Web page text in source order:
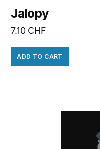
Jalopy
7.10 CHF
ADD TO CART